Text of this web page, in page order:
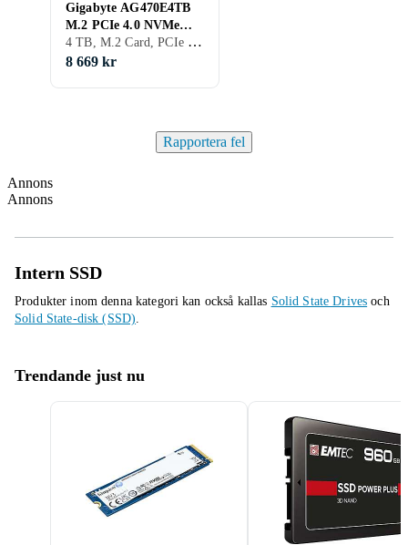
Gigabyte AG470E4TB
M.2 PCIe 4.0 NVMe
SSD 4TB
4 TB, M.2 Card, PCIe Gen4 x4 NVMe
8 669 kr
Rapportera fel
Annons
Annons
Intern SSD
Produkter inom denna kategori kan också kallas Solid State Drives och
Solid State-disk (SSD).
Trendande just nu